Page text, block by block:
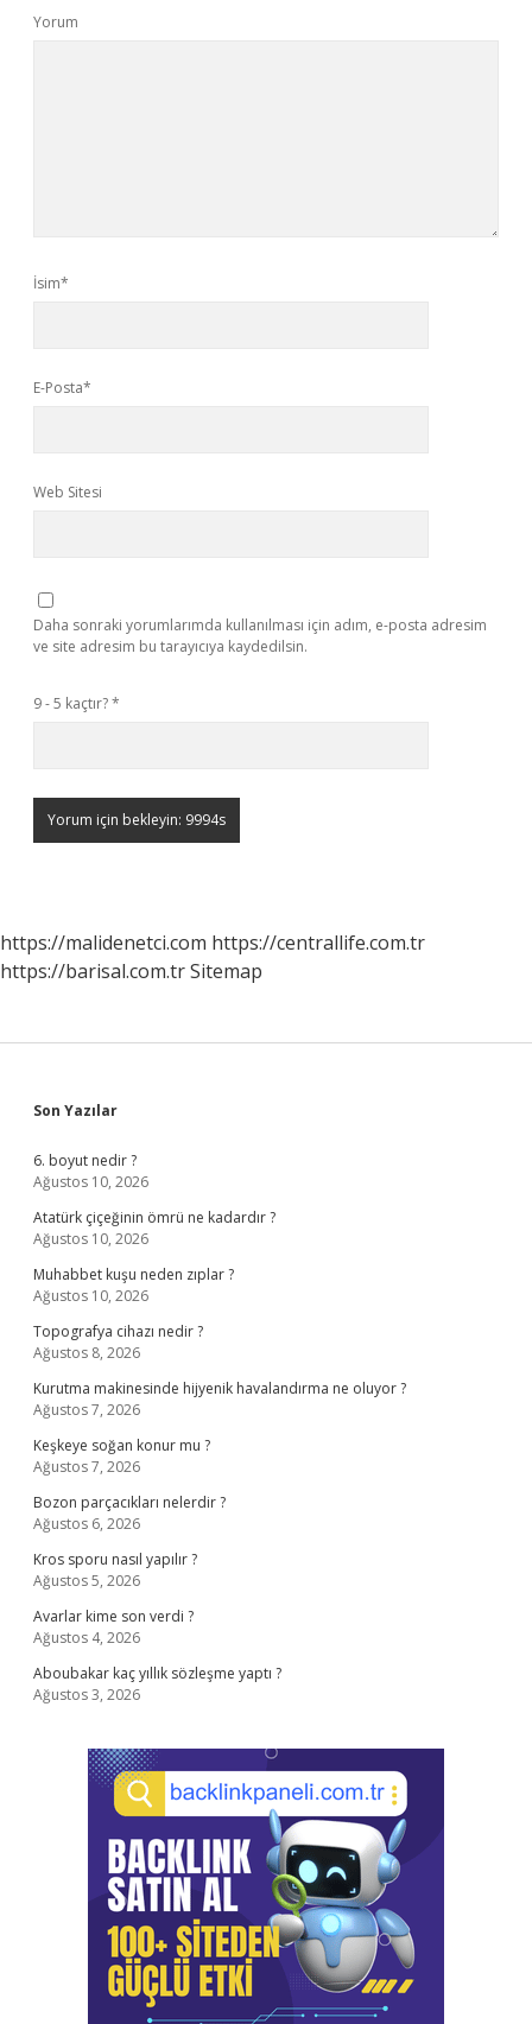
Yorum
İsim*
E-Posta*
Web Sitesi
Daha sonraki yorumlarımda kullanılması için adım, e-posta adresim
ve site adresim bu tarayıcıya kaydedilsin.
9 - 5 kaçtır?*
https://malidenetci.com https://centrallife.com.tr
https://barisal.com.trSitemap
Sidebar
Son Yazılar
6. boyut nedir ?
Ağustos 10, 2026
Atatürk çiçeğinin ömrü ne kadardır ?
Ağustos 10, 2026
Muhabbet kuşu neden zıplar ?
Ağustos 10, 2026
Topografya cihazı nedir ?
Ağustos 8, 2026
Kurutma makinesinde hijyenik havalandırma ne oluyor ?
Ağustos 7, 2026
Keşkeye soğan konur mu ?
Ağustos 7, 2026
Bozon parçacıkları nelerdir ?
Ağustos 6, 2026
Kros sporu nasıl yapılır ?
Ağustos 5, 2026
Avarlar kime son verdi ?
Ağustos 4, 2026
Aboubakar kaç yıllık sözleşme yaptı ?
Ağustos 3, 2026